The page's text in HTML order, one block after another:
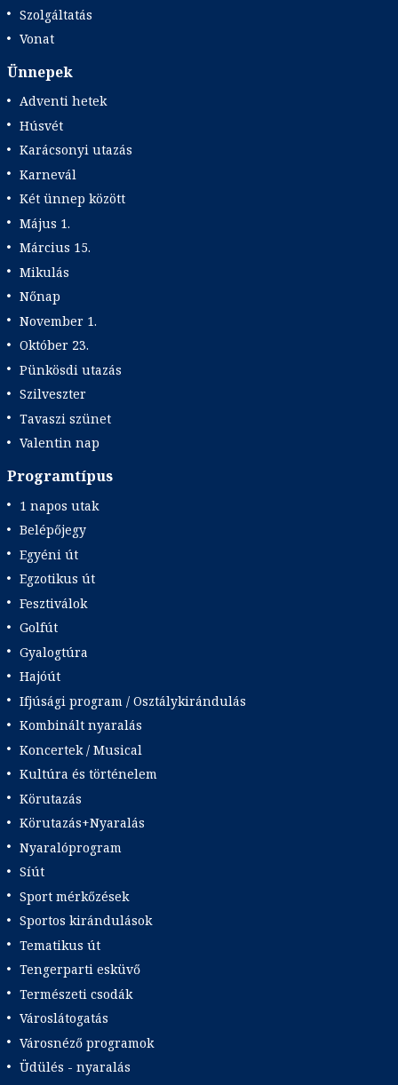
Szolgáltatás
Vonat
Ünnepek
Adventi hetek
Húsvét
Karácsonyi utazás
Karnevál
Két ünnep között
Május 1.
Március 15.
Mikulás
Nőnap
November 1.
Október 23.
Pünkösdi utazás
Szilveszter
Tavaszi szünet
Valentin nap
Programtípus
1 napos utak
Belépőjegy
Egyéni út
Egzotikus út
Fesztiválok
Golfút
Gyalogtúra
Hajóút
Ifjúsági program / Osztálykirándulás
Kombinált nyaralás
Koncertek / Musical
Kultúra és történelem
Körutazás
Körutazás+Nyaralás
Nyaralóprogram
Síút
Sport mérkőzések
Sportos kirándulások
Tematikus út
Tengerparti esküvő
Természeti csodák
Városlátogatás
Városnéző programok
Üdülés - nyaralás